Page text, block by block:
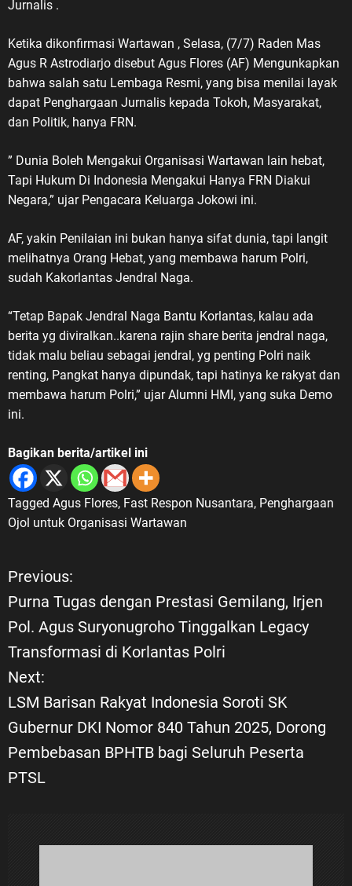
Jurnalis .
Ketika dikonfirmasi Wartawan , Selasa, (7/7) Raden Mas
Agus R Astrodiarjo disebut Agus Flores (AF) Mengunkapkan
bahwa salah satu Lembaga Resmi, yang bisa menilai layak
dapat Penghargaan Jurnalis kepada Tokoh, Masyarakat,
dan Politik, hanya FRN.
” Dunia Boleh Mengakui Organisasi Wartawan lain hebat,
Tapi Hukum Di Indonesia Mengakui Hanya FRN Diakui
Negara,” ujar Pengacara Keluarga Jokowi ini.
AF, yakin Penilaian ini bukan hanya sifat dunia, tapi langit
melihatnya Orang Hebat, yang membawa harum Polri,
sudah Kakorlantas Jendral Naga.
“Tetap Bapak Jendral Naga Bantu Korlantas, kalau ada
berita yg diviralkan..karena rajin share berita jendral naga,
tidak malu beliau sebagai jendral, yg penting Polri naik
renting, Pangkat hanya dipundak, tapi hatinya ke rakyat dan
membawa harum Polri,” ujar Alumni HMI, yang suka Demo
ini.
Bagikan berita/artikel ini
Tagged Agus Flores, Fast Respon Nusantara, Penghargaan
Ojol untuk Organisasi Wartawan
N
a
v
i
g
a
Previous:
Purna Tugas dengan Prestasi Gemilang, Irjen
Pol. Agus Suryonugroho Tinggalkan Legacy
Transformasi di Korlantas Polri
Next:
LSM Barisan Rakyat Indonesia Soroti SK
Gubernur DKI Nomor 840 Tahun 2025, Dorong
Pembebasan BPHTB bagi Seluruh Peserta
PTSL